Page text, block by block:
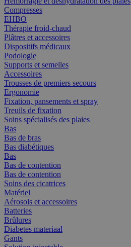
Compresses
EHBO
Thérapie froid-chaud
Plâtres et accessoires
Dispositifs médicaux
Podologie
Supports et semelles
Accessoires
Trousses de premiers secours
Ergonomie
Fixation, pansements et spray
Treuils de fixation
Soins spécialisés des plaies
Bas
Bas de bras
Bas diabétiques
Bas
Bas de contention
Bas de contention
Soins des cicatrices
Matériel
Aérosols et accessoires
Batteries
Brûlures
Diabetes materiaal
Gants